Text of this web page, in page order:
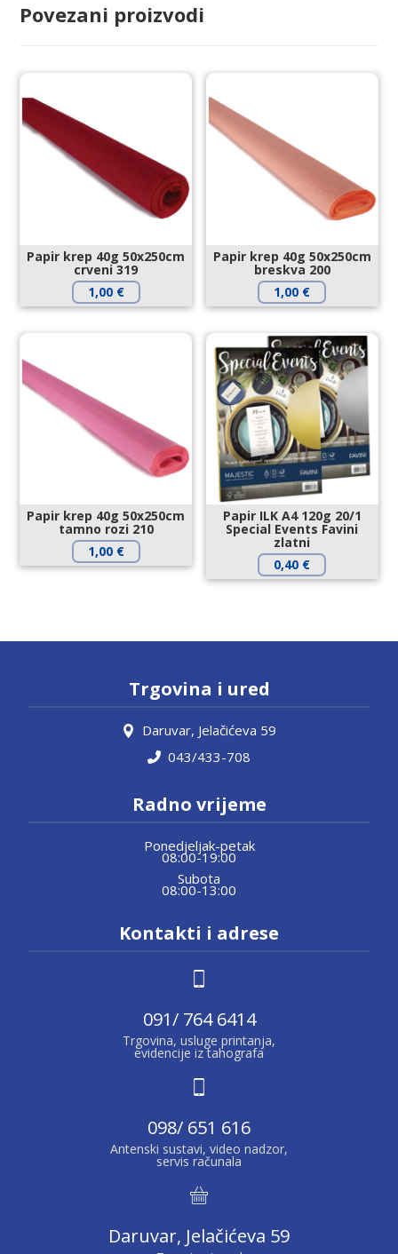
Povezani proizvodi
Papir krep 40g 50x250cm
crveni 319
1,00 €
Papir krep 40g 50x250cm
breskva 200
1,00 €
Papir krep 40g 50x250cm
tamno rozi 210
1,00 €
Papir ILK A4 120g 20/1
Special Events Favini
zlatni
0,40 €
Trgovina i ured
Daruvar, Jelačićeva 59
043/433-708
Radno vrijeme
Ponedjeljak-petak
08:00-19:00
Subota
08:00-13:00
Kontakti i adrese
091/ 764 6414
Trgovina, usluge printanja,
evidencije iz tahografa
098/ 651 616
Antenski sustavi, video nadzor,
servis računala
Daruvar, Jelačićeva 59